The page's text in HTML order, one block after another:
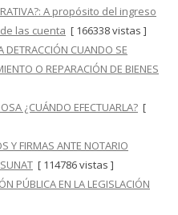
A propósito del ingreso
las cuenta [ 166338 vistas ]
DETRACCIÓN CUANDO SE
O REPARACIÓN DE BIENES
¿CUÁNDO EFECTUARLA? [
Y FIRMAS ANTE NOTARIO
[ 114786 vistas ]
PÚBLICA EN LA LEGISLACIÓN